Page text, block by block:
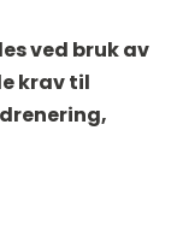
ved bruk av
krav til